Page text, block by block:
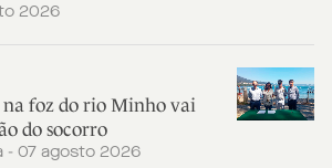
2026
na foz do rio Minho vai
do socorro
- 07 agosto 2026